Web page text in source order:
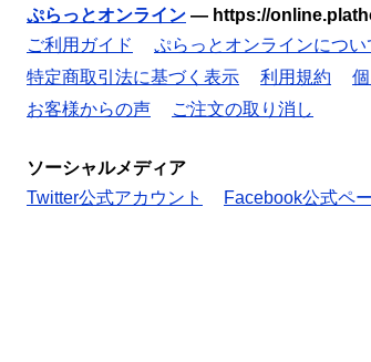
ぷらっとオンライン — https://
ご利用ガイド
ぷらっとオンラインについ
特定商取引法に基づく表示
利用規約
お客様からの声
ご注文の取り消し
ソーシャルメディア
Twitter公式アカウント
Facebook公式ペ